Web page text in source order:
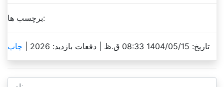
برچسب ها:
تاریخ: 1404/05/15 08:33 ق.ظ | دفعات بازدید: 2026 | چاپ